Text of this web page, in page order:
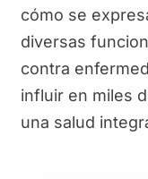
cómo se
diversas
contra
influir en miles
una salud